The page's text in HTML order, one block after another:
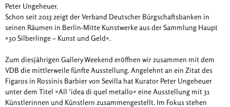
Peter Ungeheuer.
Schon seit 2013 zeigt der Verband Deutscher Bürgschaftsbanken in
seinen Räumen in Berlin-Mitte Kunstwerke aus der Sammlung Haupt
»30 Silberlinge – Kunst und Geld«.
Zum diesjährigen Gallery Weekend eröffnen wir zusammen mit dem
VDB die mittlerweile fünfte Ausstellung. Angelehnt an ein Zitat des
Figaros in Rossinis Barbier von Sevilla hat Kurator Peter Ungeheuer
unter dem Titel »All ’idea di quel metallo« eine Ausstellung mit 31
Künstlerinnen und Künstlern zusammengestellt. Im Fokus stehen